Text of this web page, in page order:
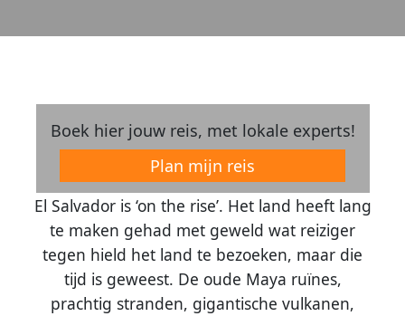
Boek hier jouw reis, met lokale experts!
Plan mijn reis
El Salvador is ‘on the rise’. Het land heeft lang
te maken gehad met geweld wat reiziger
tegen hield het land te bezoeken, maar die
tijd is geweest. De oude Maya ruïnes,
prachtig stranden, gigantische vulkanen,